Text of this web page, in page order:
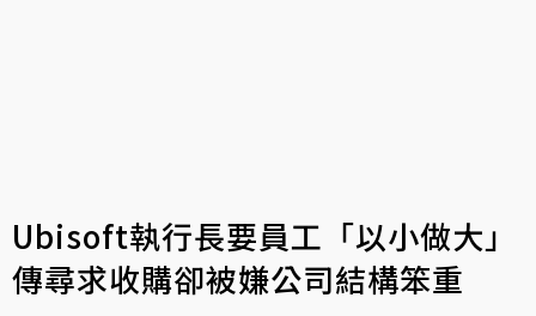
Ubisoft執行長要員工「以小做大」
傳尋求收購卻被嫌公司結構笨重